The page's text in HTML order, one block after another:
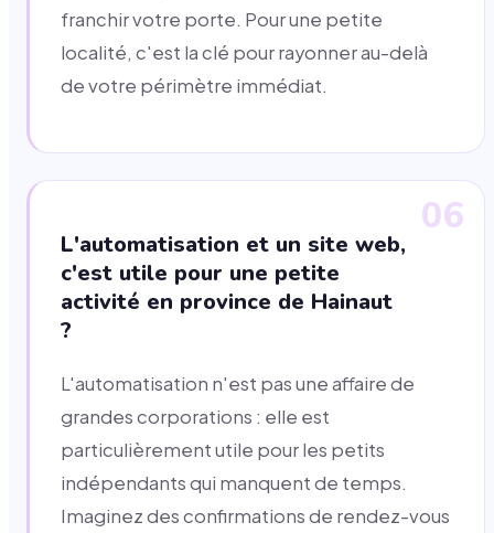
franchir votre porte. Pour une petite
localité, c'est la clé pour rayonner au-delà
de votre périmètre immédiat.
06
L'automatisation et un site web,
c'est utile pour une petite
activité en province de Hainaut
?
L'automatisation n'est pas une affaire de
grandes corporations : elle est
particulièrement utile pour les petits
indépendants qui manquent de temps.
Imaginez des confirmations de rendez-vous